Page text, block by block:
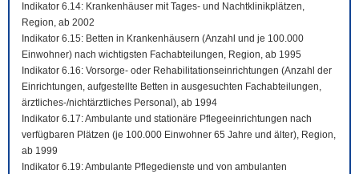
Indikator 6.14: Krankenhäuser mit Tages- und Nachtklinikplätzen,
Region, ab 2002
Indikator 6.15: Betten in Krankenhäusern (Anzahl und je 100.000
Einwohner) nach wichtigsten Fachabteilungen, Region, ab 1995
Indikator 6.16: Vorsorge- oder Rehabilitationseinrichtungen (Anzahl der
Einrichtungen, aufgestellte Betten in ausgesuchten Fachabteilungen,
ärztliches-/nichtärztliches Personal), ab 1994
Indikator 6.17: Ambulante und stationäre Pflegeeinrichtungen nach
verfügbaren Plätzen (je 100.000 Einwohner 65 Jahre und älter), Region,
ab 1999
Indikator 6.19: Ambulante Pflegedienste und von ambulanten